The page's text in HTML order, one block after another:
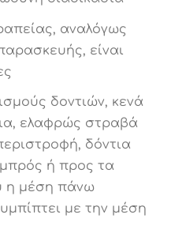
αναλόγως
είναι
δοντιών, κενά
ελαφρώς στραβά
δόντια
ή προς τα
η μέση πάνω
με την μέση